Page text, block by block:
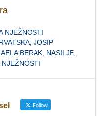
NJEŽNOSTI
,JOSIP
BERAK NASILJE
NJEŽNOSTI
Follow